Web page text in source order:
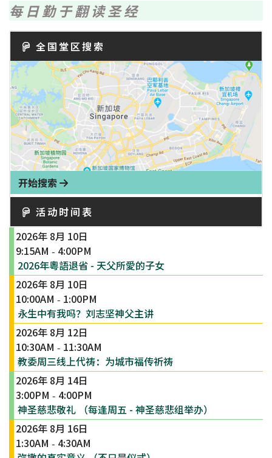
每日勤于翻读圣经
全国堂区搜索
开始搜索
活动时间表
2026年 8月 10日
9:15AM - 4:00PM
2026年粵語退省 - 天父所愛的子女
2026年 8月 10日
10:00AM - 1:00PM
永生中有我吗？刘志坚神父主讲
2026年 8月 12日
10:30AM - 11:30AM
教委周三线上代祷：为城市福传祈祷
2026年 8月 14日
3:00PM - 4:00PM
神圣慈悲敬礼 （每逢周五 - 神圣慈悲组举办）
2026年 8月 16日
1:30AM - 4:30AM